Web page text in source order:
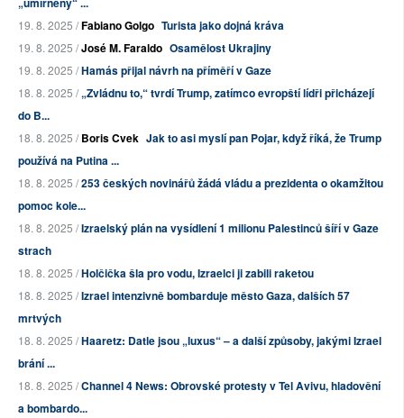
19. 8. 2025 /Fabiano Golgo Turista jako dojná kráva
19. 8. 2025 /José M. Faraldo Osamělost Ukrajiny
19. 8. 2025 /Hamás přijal návrh na příměří v Gaze
18. 8. 2025 /„Zvládnu to,“ tvrdí Trump, zatímco evropští lídři přicházejí
do B...
18. 8. 2025 /Boris Cvek Jak to asi myslí pan Pojar, když říká, že Trump
používá na Putina ...
18. 8. 2025 /253 českých novinářů žádá vládu a prezidenta o okamžitou
pomoc kole...
18. 8. 2025 /Izraelský plán na vysídlení 1 milionu Palestinců šíří v Gaze
strach
18. 8. 2025 /Holčička šla pro vodu, Izraelci ji zabili raketou
18. 8. 2025 /Izrael intenzivně bombarduje město Gaza, dalších 57
mrtvých
18. 8. 2025 /Haaretz: Datle jsou „luxus“ – a další způsoby, jakými Izrael
brání ...
18. 8. 2025 /Channel 4 News: Obrovské protesty v Tel Avivu, hladovění
a bombardo...